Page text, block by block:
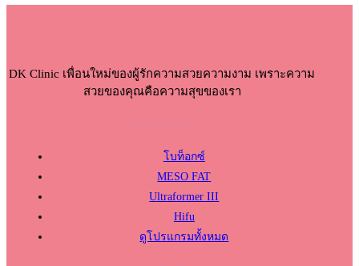
DK Clinic เพื่อนใหม่ของผู้รักความสวยความงาม เพราะความ
สวยของคุณคือความสุขของเรา
โบท็อกซ์
MESO FAT
Ultraformer III
Hifu
ดูโปรแกรมทั้งหมด